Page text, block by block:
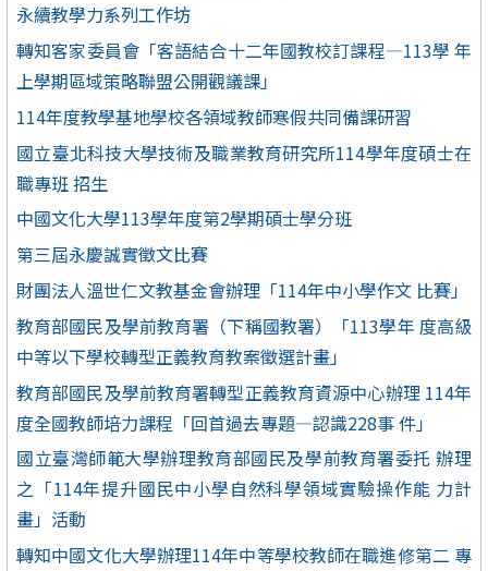
永續教學力系列工作坊
轉知客家委員會「客語結合十二年國教校訂課程—113學 年
上學期區域策略聯盟公開觀議課」
114年度教學基地學校各領域教師寒假共同備課研習
國立臺北科技大學技術及職業教育研究所114學年度碩士在
職專班 招生
中國文化大學113學年度第2學期碩士學分班
第三屆永慶誠實徵文比賽
財團法人溫世仁文教基金會辦理「114年中小學作文 比賽」
教育部國民及學前教育署（下稱國教署）「113學年 度高級
中等以下學校轉型正義教育教案徵選計畫」
教育部國民及學前教育署轉型正義教育資源中心辦理 114年
度全國教師培力課程「回首過去專題—認識228事 件」
國立臺灣師範大學辦理教育部國民及學前教育署委托 辦理
之「114年提升國民中小學自然科學領域實驗操作能 力計
畫」活動
轉知中國文化大學辦理114年中等學校教師在職進修第二 專